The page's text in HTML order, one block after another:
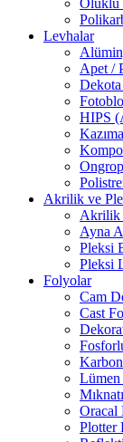
Oluklu
Levhalar
Apet /
HIPS
Akrilik ve
Akrilik
Ayna
Pleksi
Pleksi
Folyolar
Cam
Cast
Oracal
Plotter